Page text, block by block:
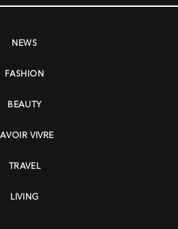
NEWS
FASHION
BEAUTY
VIVRE
TRAVEL
LIVING